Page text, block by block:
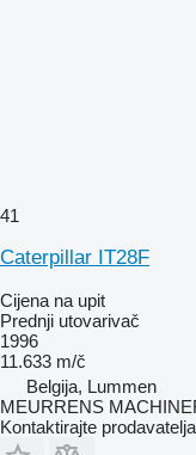
41
Caterpillar IT28F
Cijena na upit
Prednji utovarivač
1996
11.633 m/č
Belgija, Lummen
MEURRENS
Kontaktirajte prodavatelja